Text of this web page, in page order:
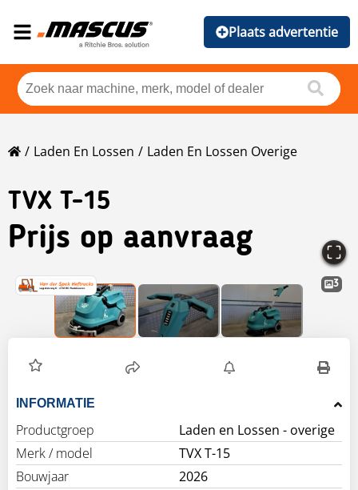
Plaats advertentie
Laden En Lossen Laden En Lossen Overige
TVX T-15
Prijs op aanvraag
3
INFORMATIE
Productgroep
Laden en Lossen - overige
Merk / model
TVX T-15
Bouwjaar
2026